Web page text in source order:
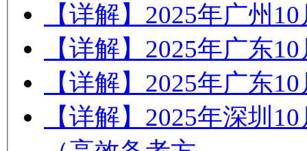
【详解】2025年广州
【详解】2025年广东
【详解】2025年广东
【详解】2025年深圳